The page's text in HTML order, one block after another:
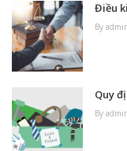
Điều
By
Quy
By